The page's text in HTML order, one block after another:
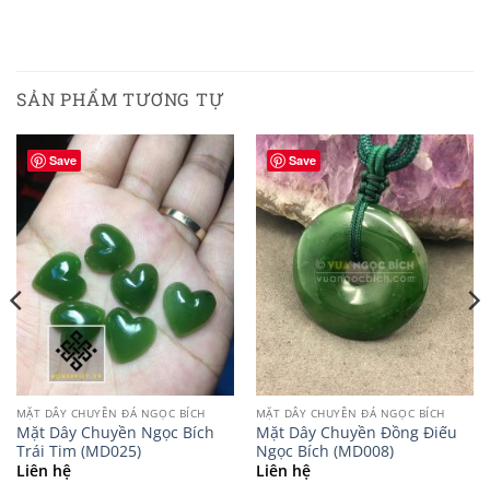
SẢN PHẨM TƯƠNG TỰ
Save
MẶT DÂY CHUYỀN ĐÁ NGỌC BÍCH
Mặt Dây Chuyền Ngọc Bích
Trái Tim (MD025)
Liên hệ
Save
MẶT DÂY CHUYỀN ĐÁ NGỌC BÍCH
Mặt Dây Chuyền Đồng Điếu
Ngọc Bích (MD008)
Liên hệ